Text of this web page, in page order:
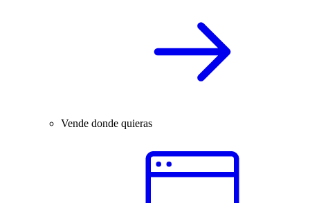
Vende donde quieras